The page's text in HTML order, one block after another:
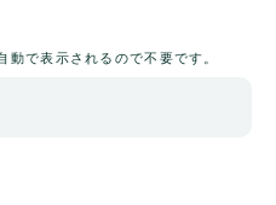
で表示されるので不要です。